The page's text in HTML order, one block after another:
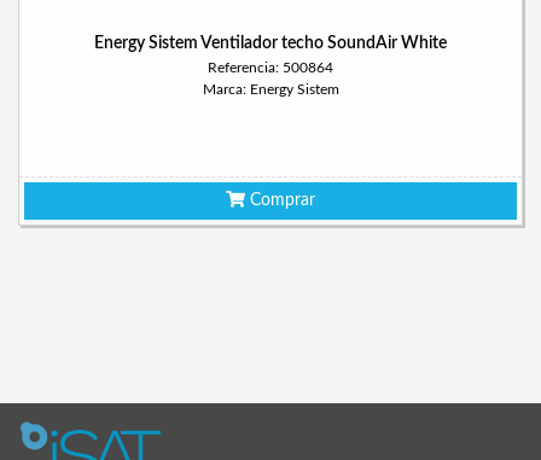
Energy Sistem Ventilador techo SoundAir White
Referencia: 500864
Marca: Energy Sistem
Comprar